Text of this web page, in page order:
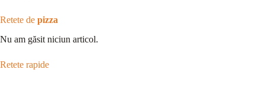
Retete de pizza
Nu am găsit niciun articol.
Retete rapide